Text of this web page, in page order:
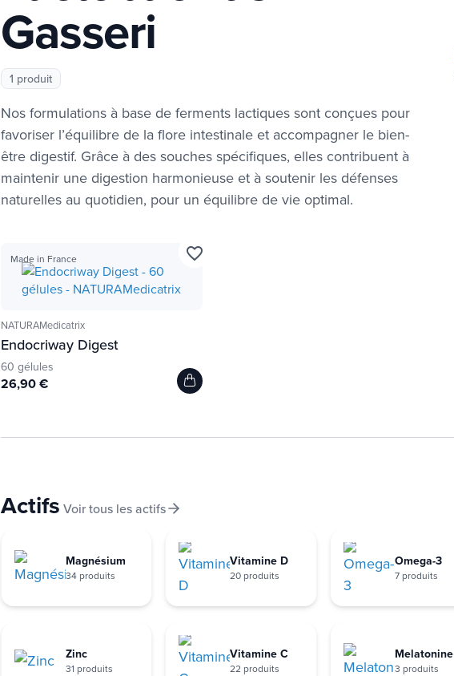
Gasseri
1 produit
Nos formulations à base de ferments lactiques sont conçues pour
favoriser l’équilibre de la flore intestinale et accompagner le bien-
être digestif. Grâce à des souches spécifiques, elles contribuent à
maintenir une digestion harmonieuse et à soutenir les défenses
naturelles au quotidien, pour un équilibre de vie optimal.
Made in France
NATURAMedicatrix
Endocriway Digest
60 gélules
26,90 €
favorite_border
Actifs Voir tous les actifs
Magnésium
34 produits
Vitamine D
20 produits
Omega-3
7 produits
Zinc
31 produits
Vitamine C
22 produits
Melatonine
3 produits